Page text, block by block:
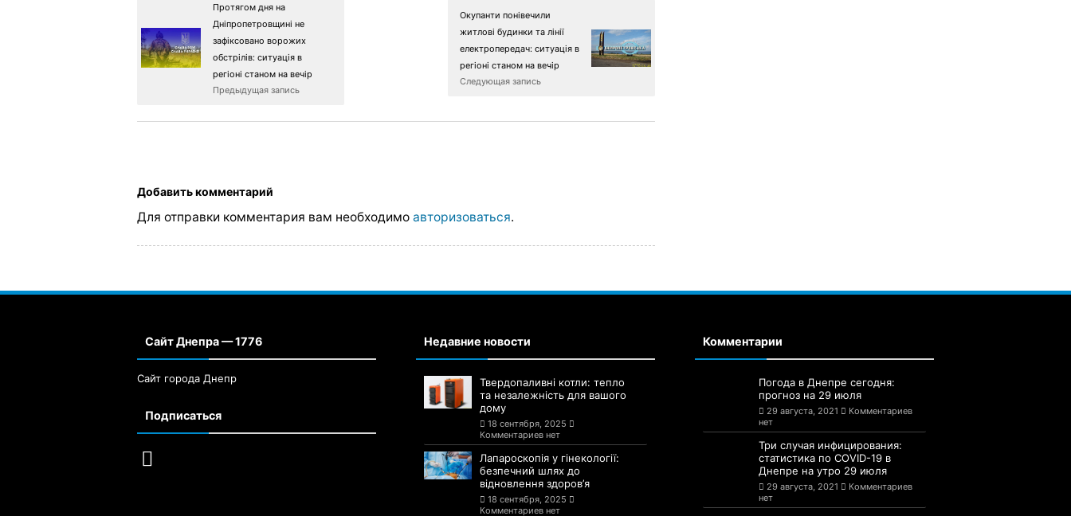
Протягом дня на
Дніпропетровщині не
зафіксовано ворожих
обстрілів: ситуація в
регіоні станом на вечір
Предыдущая запись
Окупанти понівечили
житлові будинки та лінії
електропередач: ситуація в
регіоні станом на вечір
Следующая запись
Добавить комментарий
Для отправки комментария вам необходимо авторизоваться.
Сайт Днепра — 1776
Сайт города Днепр
Подписаться
Недавние новости
Твердопаливні котли: тепло
та незалежність для вашого
дому
18 сентября, 2025
Комментариев нет
Лапароскопія у гінекології:
безпечний шлях до
відновлення здоров’я
18 сентября, 2025
Комментариев нет
Комментарии
Погода в Днепре сегодня:
прогноз на 29 июля
29 августа, 2021
Комментариев
нет
Три случая инфицирования:
статистика по COVID-19 в
Днепре на утро 29 июля
29 августа, 2021
Комментариев
нет